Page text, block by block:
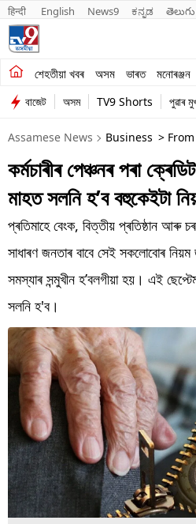
हिन्दी English News9 ಕನ್ನಡ తెలుగు
শেহতীয়া খবৰ অসম ভাৰত মনোৰঞ্জন
শেহতীয়া খবৰ
অসম
ভাৰত
মনোৰঞ্জন
ব্যৱসায়
শিক্ষা
খেল
জীৱনশৈলী
বিশ্ব
প্ৰযুক্তি
Videos
বাজেট অসম TV9 Shorts পুৱাৰ
Assamese News Business >
কৰ্মচাৰীৰ পেঞ্চনৰ পৰা
মাহত সলনি হ’ব বহুকেইটা
প্ৰতিমাহে বেংক, বিত্তীয় প্ৰতিষ্ঠান আৰু
সাধাৰণ জনতাৰ বাবে সেই সকলোবোৰ
সমস্যাৰ সন্মুখীন হ’বলগীয়া হয়। এই
সলনি হ'ব।